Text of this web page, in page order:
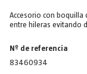
Accesorio con boquilla
entre hileras evitando
Nº de referencia
83460934